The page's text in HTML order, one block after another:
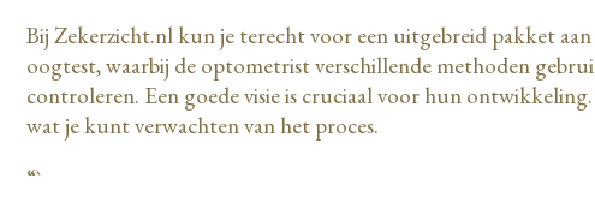
Bij Zekerzicht.nl kun je terecht voor een uitgebreid pakket
oogtest, waarbij de optometrist verschillende methoden
controleren. Een goede visie is cruciaal voor hun
wat je kunt verwachten van het proces.
“`